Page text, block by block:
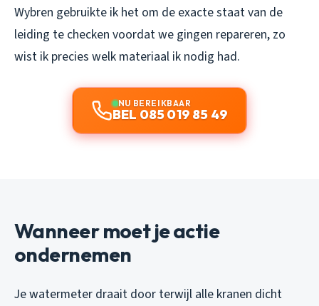
Wybren gebruikte ik het om de exacte staat van de
leiding te checken voordat we gingen repareren, zo
wist ik precies welk materiaal ik nodig had.
NU BEREIKBAAR
BEL 085 019 85 49
Wanneer moet je actie
ondernemen
Je watermeter draait door terwijl alle kranen dicht